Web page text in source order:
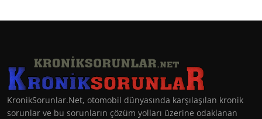
KronikSorunlar.Net, otomobil dünyasında karşılaşılan kronik
sorunlar ve bu sorunların çözüm yolları üzerine odaklanan